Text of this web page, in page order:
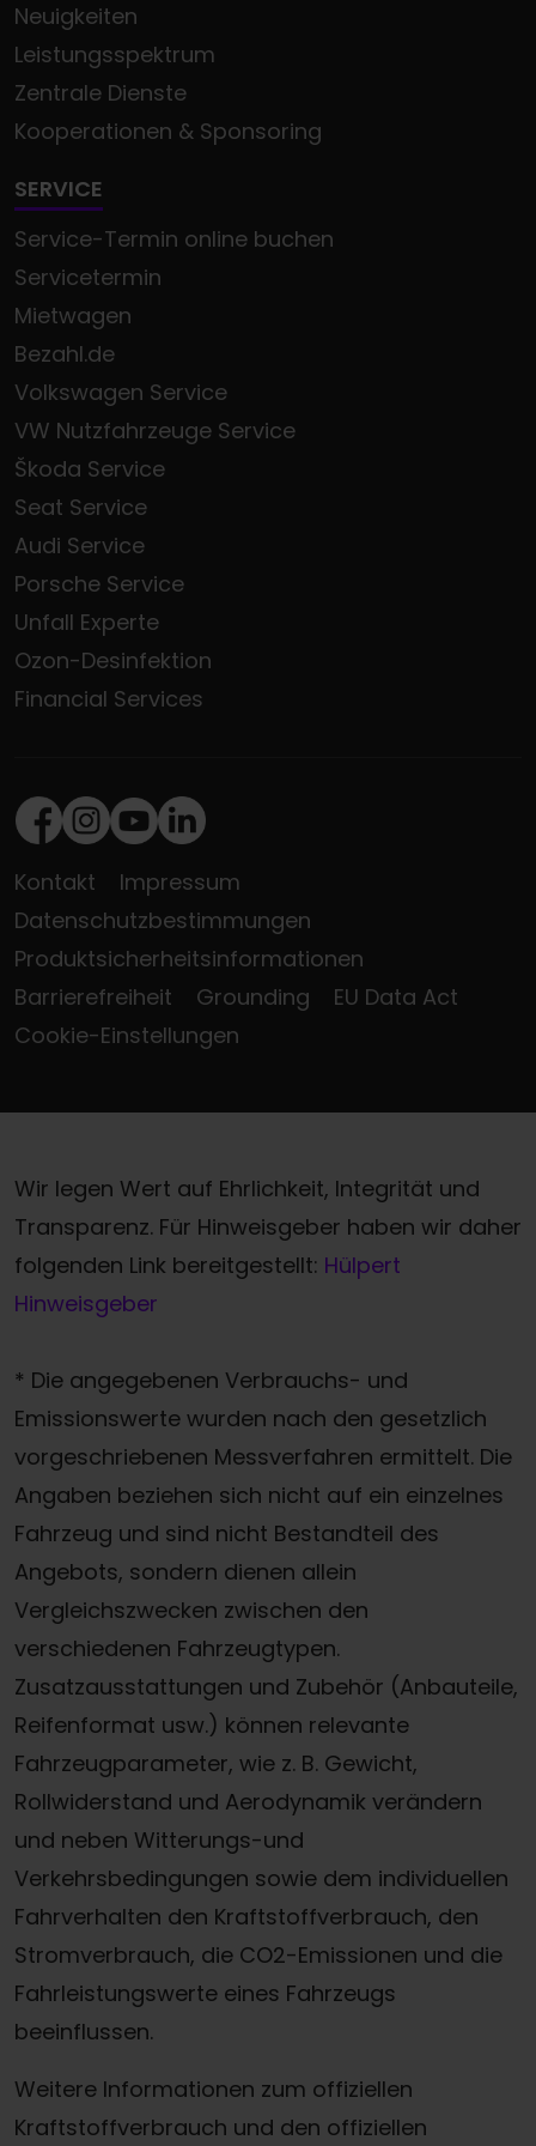
Neuigkeiten
Leistungsspektrum
Zentrale Dienste
Kooperationen & Sponsoring
SERVICE
Service-Termin online buchen
Servicetermin
Mietwagen
Bezahl.de
Volkswagen Service
VW Nutzfahrzeuge Service
Škoda Service
Seat Service
Audi Service
Porsche Service
Unfall Experte
Ozon-Desinfektion
Financial Services
Facebook
Instagram
Youtube
LinkedIn
Kontakt
Impressum
Datenschutzbestimmungen
Produktsicherheitsinformationen
Barrierefreiheit
Grounding
EU Data Act
Cookie-Einstellungen
Wir legen Wert auf Ehrlichkeit, Integrität und
Transparenz. Für Hinweisgeber haben wir daher
folgenden Link bereitgestellt: Hülpert
Hinweisgeber
* Die angegebenen Verbrauchs- und
Emissionswerte wurden nach den gesetzlich
vorgeschriebenen Messverfahren ermittelt. Die
Angaben beziehen sich nicht auf ein einzelnes
Fahrzeug und sind nicht Bestandteil des
Angebots, sondern dienen allein
Vergleichszwecken zwischen den
verschiedenen Fahrzeugtypen.
Zusatzausstattungen und Zubehör (Anbauteile,
Reifenformat usw.) können relevante
Fahrzeugparameter, wie z. B. Gewicht,
Rollwiderstand und Aerodynamik verändern
und neben Witterungs-und
Verkehrsbedingungen sowie dem individuellen
Fahrverhalten den Kraftstoffverbrauch, den
Stromverbrauch, die CO2-Emissionen und die
Fahrleistungswerte eines Fahrzeugs
beeinflussen.
Weitere Informationen zum offiziellen
Kraftstoffverbrauch und den offiziellen